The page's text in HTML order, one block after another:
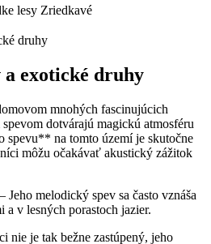
⁢lesy Zriedkavé
a exotické druhy
mnohých fascinujúcich
dotvárajú ‍magickú atmosféru
spevu** na tomto území je skutočne
môžu ​očakávať akustický ​zážitok
melodický spev ​sa často vznáša
a v lesných porastoch jazier.
je⁤ tak‌ bežne zastúpený, jeho